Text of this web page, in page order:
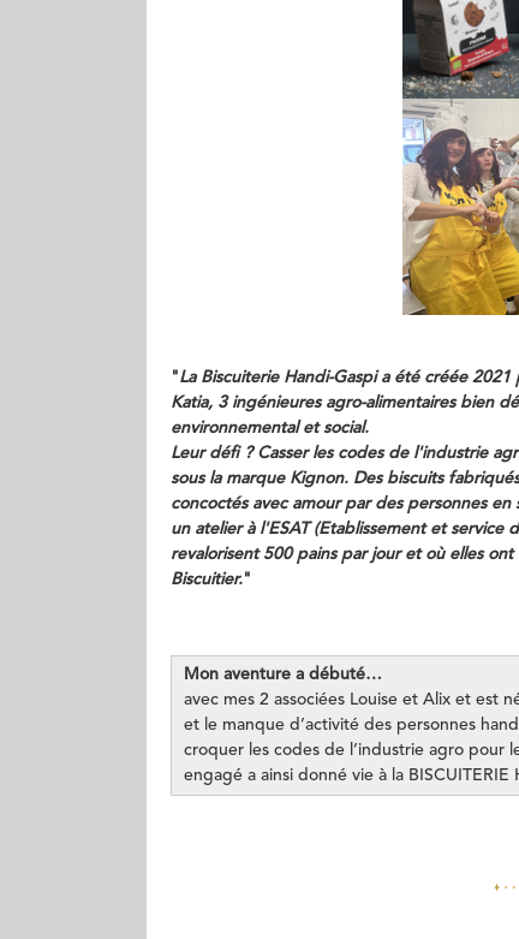
"La Biscuiterie Handi-Gaspi a été créée
Katia, 3 ingénieures agro-alimentaires bien
environnemental et social.
Leur défi ? Casser les codes de l'industrie
sous la marque Kignon. Des biscuits
concoctés avec amour par des personnes
un atelier à l'ESAT (Etablissement et service
revalorisent 500 pains par jour et où elles
Biscuitier."
Mon aventure a débuté…
avec mes 2 associées Louise et Alix et est
et le manque d’activité des personnes
croquer les codes de l’industrie agro pour
engagé a ainsi donné vie à la BISCUITERIE